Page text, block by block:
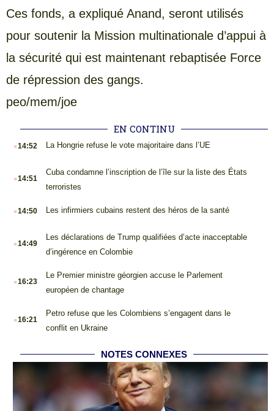
Ces fonds, a expliqué Anand, seront utilisés
pour soutenir la Mission multinationale d’appui à
la sécurité qui est maintenant rebaptisée Force
de répression des gangs.
peo/mem/joe
EN CONTINU
.14:52 La Hongrie refuse le vote majoritaire dans l’UE
.14:51
Cuba condamne l’inscription de l’île sur la liste des États
terroristes
.14:50 Les infirmiers cubains restent des héros de la santé
.14:49
Les déclarations de Trump qualifiées d’acte inacceptable
d’ingérence en Colombie
.16:23
Le Premier ministre géorgien accuse le Parlement
européen de chantage
.16:21
Petro refuse que les Colombiens s’engagent dans le
conflit en Ukraine
NOTES CONNEXES